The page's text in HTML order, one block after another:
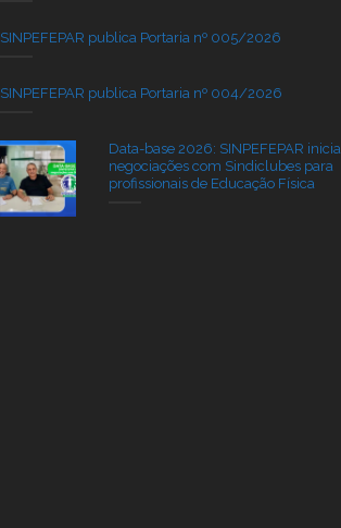
SINPEFEPAR publica Portaria nº 005/2026
SINPEFEPAR publica Portaria nº 004/2026
Data-base 2026: SINPEFEPAR inicia
negociações com Sindiclubes para
profissionais de Educação Física